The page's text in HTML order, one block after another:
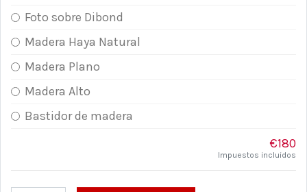
Foto sobre Dibond
Madera Haya Natural
Madera Plano
Madera Alto
Bastidor de madera
€180
Impuestos incluidos